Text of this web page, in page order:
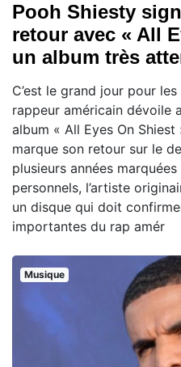
Pooh Shiesty
retour avec « All
un album très
C’est le grand jour pour
rappeur américain dévoile
album « All Eyes On
marque son retour sur le
plusieurs années
personnels, l’artiste
un disque qui doit
importantes du rap amér
Musique